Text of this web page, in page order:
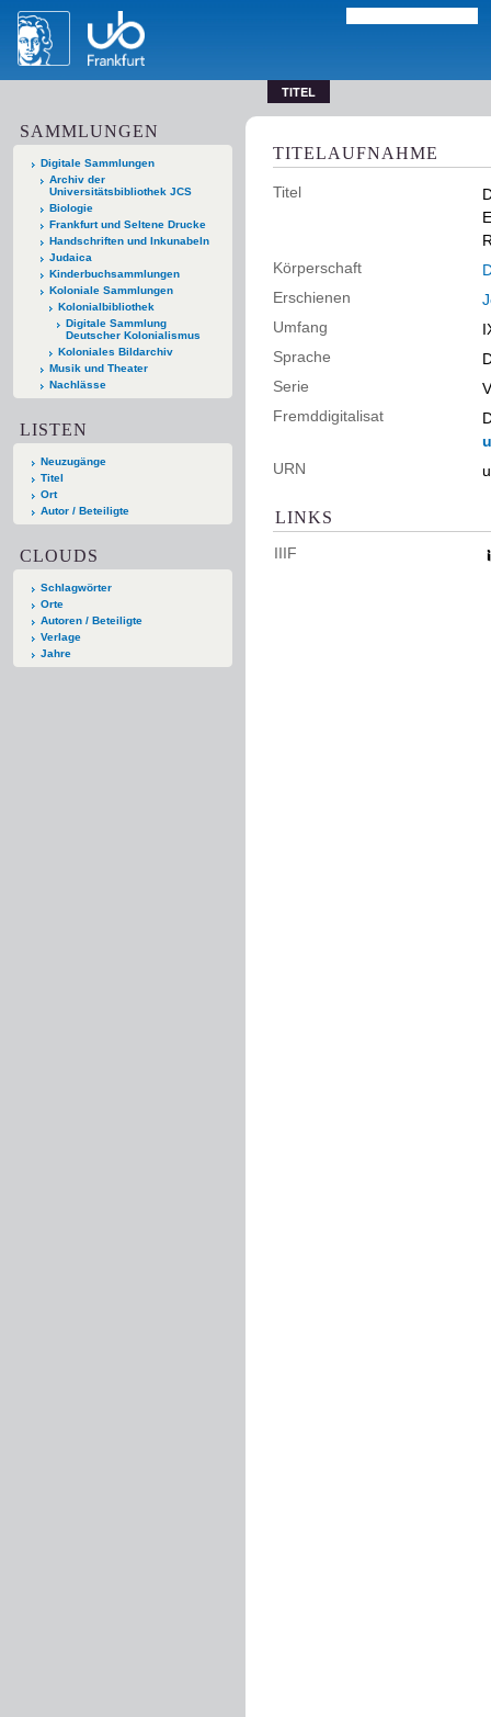
TITEL
SAMMLUNGEN
Digitale Sammlungen
Archiv der
Universitätsbibliothek JCS
Biologie
Frankfurt und Seltene Drucke
Handschriften und Inkunabeln
Judaica
Kinderbuchsammlungen
Koloniale Sammlungen
Kolonialbibliothek
Digitale Sammlung
Deutscher Kolonialismus
Koloniales Bildarchiv
Musik und Theater
Nachlässe
LISTEN
Neuzugänge
Titel
Ort
Autor / Beteiligte
CLOUDS
Schlagwörter
Orte
Autoren / Beteiligte
Verlage
Jahre
TITELAUFNAHME
Titel
Körperschaft
Erschienen
Umfang
Sprache
Serie
Fremddigitalisat
URN
LINKS
IIIF